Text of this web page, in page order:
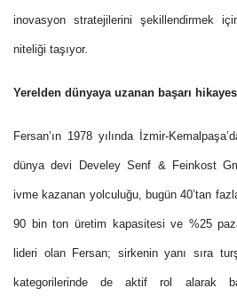
inovasyon stratejilerini şekillendirmek
niteliği taşıyor.
Yerelden dünyaya uzanan başarı
Fersan’ın 1978 yılında İzmir-
dünya devi Develey Senf & Feinkost
ivme kazanan yolculuğu, bugün 40’tan
90 bin ton üretim kapasitesi ve %25
lideri olan Fersan; sirkenin yanı sıra
kategorilerinde de aktif rol alarak